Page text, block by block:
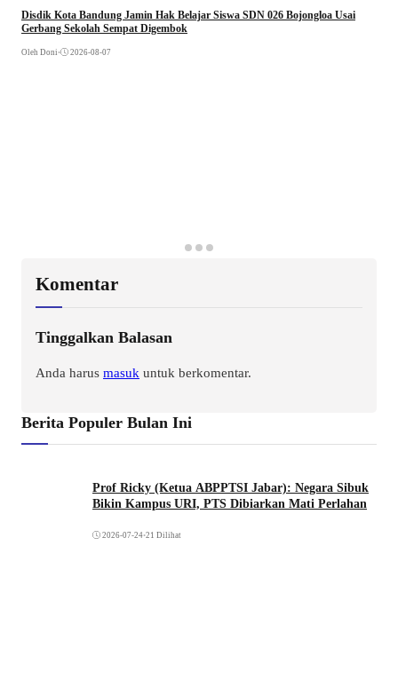
Disdik Kota Bandung Jamin Hak Belajar Siswa SDN 026 Bojongloa Usai
Gerbang Sekolah Sempat Digembok
Oleh Doni • 2026-08-07
Komentar
Tinggalkan Balasan
Anda harus masuk untuk berkomentar.
Berita Populer Bulan Ini
Prof Ricky (Ketua ABPPTSI Jabar): Negara Sibuk
Bikin Kampus URI, PTS Dibiarkan Mati Perlahan
2026-07-24•21 Dilihat